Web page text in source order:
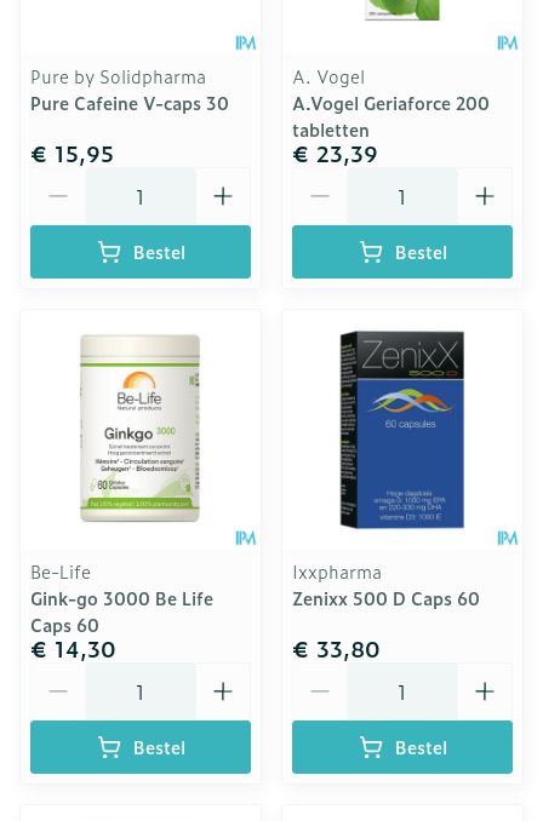
Pure by Solidpharma
Pure Cafeine V-caps 30
€ 15,95
Bestel
A. Vogel
A.Vogel Geriaforce 200
tabletten
€ 23,39
Bestel
Be-Life
Gink-go 3000 Be Life
Caps 60
€ 14,30
Bestel
Ixxpharma
Zenixx 500 D Caps 60
€ 33,80
Bestel